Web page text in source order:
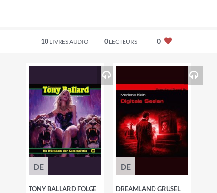
10LIVRES AUDIO 0LECTEURS 0
DE
TONY BALLARD FOLGE
DE
DREAMLAND GRUSEL